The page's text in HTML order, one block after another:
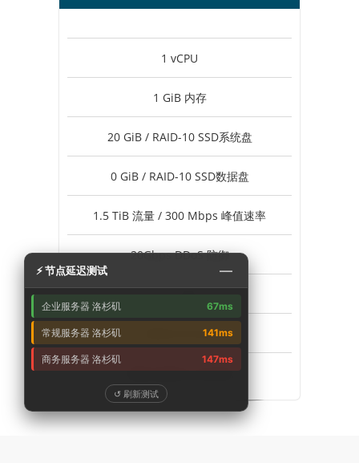
1 vCPU
1 GiB 内存
20 GiB / RAID-10 SSD系统盘
0 GiB / RAID-10 SSD数据盘
1.5 TiB 流量 / 300 Mbps 峰值速率
20Gbps DDoS 防御
不支持 Windows
美国-洛杉矶 企业专线
⚡ 节点延迟测试 —
企业服务器 洛杉矶 67ms
常规服务器 洛杉矶 141ms
商务服务器 洛杉矶 147ms
↺ 刷新测试